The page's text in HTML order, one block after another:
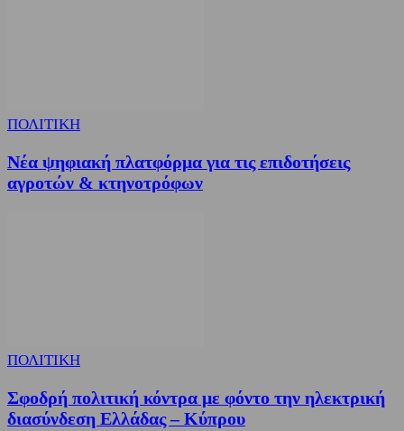
ΠΟΛΙΤΙΚΗ
Νέα ψηφιακή πλατφόρμα για τις επιδοτήσεις
αγροτών & κτηνοτρόφων
ΠΟΛΙΤΙΚΗ
Σφοδρή πολιτική κόντρα με φόντο την ηλεκτρική
διασύνδεση Ελλάδας – Κύπρου